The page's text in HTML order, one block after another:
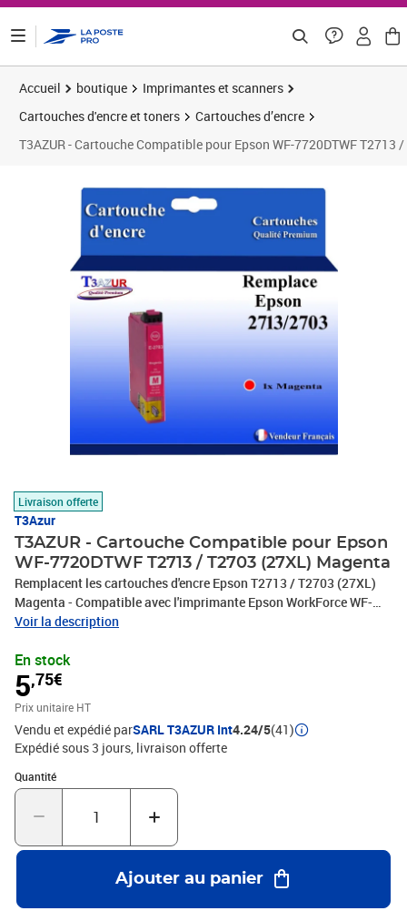
Accueil boutique
Imprimantes et scanners
Cartouches d'encre et toners
Cartouches d’encre
T3AZUR - Cartouche Compatible pour Epson WF-7720DTWF T2713
Livraison offerte
T3Azur
T3AZUR - Cartouche Compatible pour Epson
WF-7720DTWF T2713 / T2703 (27XL) Magenta
Remplacent les cartouches d'encre Epson T2713 / T2703 (27XL)
Magenta - Compatible avec l'imprimante Epson WorkForce WF-
3620DWF, WF-3640DTWF, WF-7110DTW, WF-7610DWF, WF-
7720DTWF - Ce lot comprend: 1 Magenta (15ml) avec un
rendement de 5% , repondent à toutes les normes européennes ISO
9001/14001, STMC, CE, ROHS - 100% Compatible - Encre de haute
qualité qui garantie une excellence qualité d'impression - Marque
T3AZUR
Voir la description
En stock
5,75€
Prix unitaire HT
Vendu et expédié parSARL T3AZUR Int4.24/5(41)
Expédié sous 3 jours livraison offerte
Quantité
Quantité : 1
Ajouter au panier